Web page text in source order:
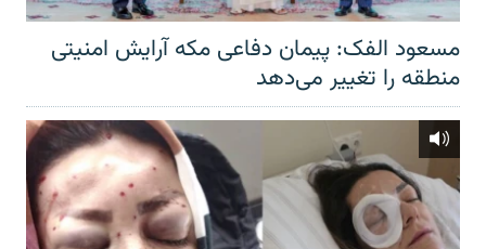
مسعود الفک: پیمان دفاعی مکه آرایش امنیتی
منطقه را تغییر می‌دهد